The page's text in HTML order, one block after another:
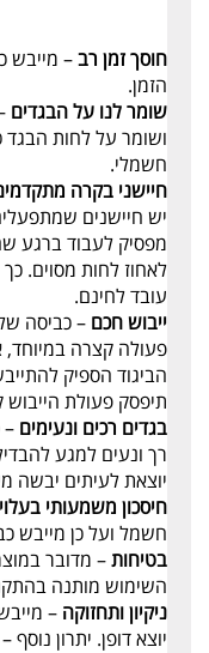
חוסך זמן רב– מייבש
הזמן.
שומר לנו על הבגדים
ושומר על לחות
חשמלי.
חיישני בקרה
יש חיישנים
מפסיק לעבוד ברגע
לאחוז לחות מסוים.
עובד לחינם.
ייבוש חכם
פעולה קצרה במיוחד,
הביגוד הספיק
תיפסק פעולת הייבוש
בגדים רכים ונעימים –
רך ונעים למגע
יוצאת לעיתים יבשה
חיסכון משמעותי
חשמל ועל כן מייבש
בטיחות– מדובר
השימוש מותנה
ניקיון ותחזוקה –
יוצא דופן. יתרון